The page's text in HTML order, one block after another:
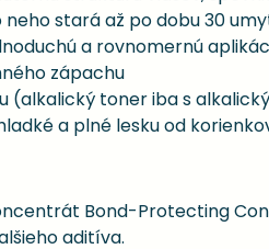
stará až po dobu 30
a rovnomernú
zápachu
(alkalický toner iba s
a plné lesku od
Bond-Protecting
aditíva.